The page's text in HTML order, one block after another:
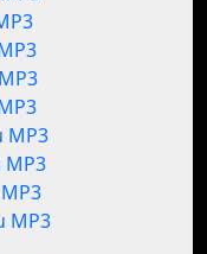
MP3
MP3